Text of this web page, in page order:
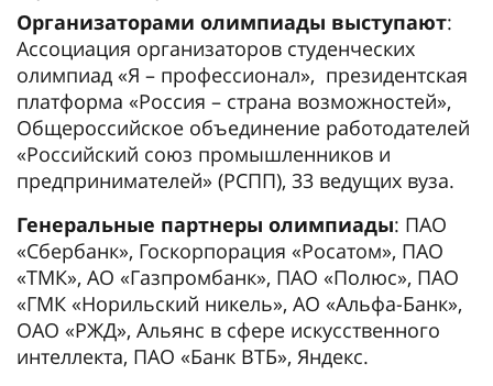
Организаторами олимпиады выступают:
Ассоциация организаторов студенческих
олимпиад «Я – профессионал», президентская
платформа «Россия – страна возможностей»,
Общероссийское объединение работодателей
«Российский союз промышленников и
предпринимателей» (РСПП), 33 ведущих вуза.
Генеральные партнеры олимпиады: ПАО
«Сбербанк», Госкорпорация «Росатом», ПАО
«ТМК», АО «Газпромбанк», ПАО «Полюс», ПАО
«ГМК «Норильский никель», АО «Альфа-Банк»,
ОАО «РЖД», Альянс в сфере искусственного
интеллекта, ПАО «Банк ВТБ», Яндекс.